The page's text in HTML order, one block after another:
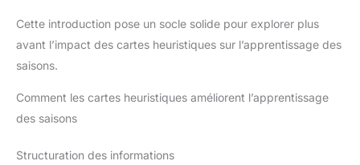
Cette introduction pose un socle solide pour explorer plus
avant l’impact des cartes heuristiques sur l’apprentissage des
saisons.
Comment les cartes heuristiques améliorent l’apprentissage
des saisons
Structuration des informations